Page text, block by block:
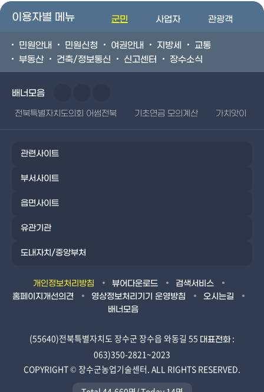
이용자별 메뉴 군민 사업자 관광객
민원안내 민원신청 여권안내 지방세
교통
부동산
건축/정보통신 신고센터 장수소식
배너모음
전북특별자치도의회 어썸전북 기초연금 모의계산 가치앗이
관련사이트
부서사이트
읍면사이트
유관기관
도내자치/중앙부처
개인정보처리방침 뷰어다운로드
검색서비스
홈페이지개선의견
영상정보처리기기 운영방침
오시는길
배너모음
(55640)전북특별자치도 장수군 장수읍 와동길 55 대표전화:
063)350-2821~2023
COPYRIGHT © 장수군농업기술센터. ALL RIGHTS RESERVED.